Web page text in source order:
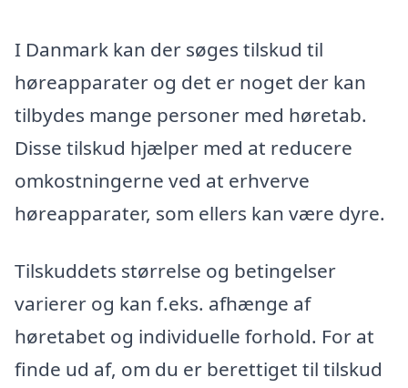
I Danmark kan der søges tilskud til
høreapparater og det er noget der kan
tilbydes mange personer med høretab.
Disse tilskud hjælper med at reducere
omkostningerne ved at erhverve
høreapparater, som ellers kan være dyre.
Tilskuddets størrelse og betingelser
varierer og kan f.eks. afhænge af
høretabet og individuelle forhold. For at
finde ud af, om du er berettiget til tilskud